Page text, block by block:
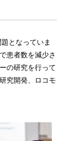
となっていま
患者数を減少さ
の研究を行って
究開発、ロコモ